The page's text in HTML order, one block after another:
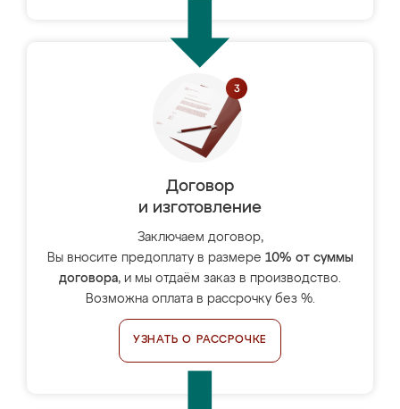
Договор
и изготовление
Заключаем договор,
Вы вносите предоплату в размере 10% от суммы
договора, и мы отдаём заказ в производство.
Возможна оплата в рассрочку без %.
УЗНАТЬ О РАССРОЧКЕ